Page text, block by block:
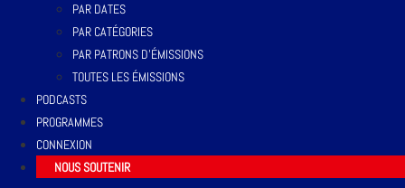
PAR DATES
PAR CATÉGORIES
PAR PATRONS D’ÉMISSIONS
TOUTES LES ÉMISSIONS
PODCASTS
PROGRAMMES
CONNEXION
NOUS SOUTENIR